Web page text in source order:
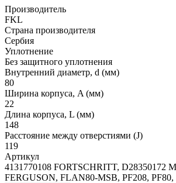
Производитель
FKL
Страна производителя
Сербия
Уплотнение
Без защитного уплотнения
Внутренний диаметр, d (мм)
80
Ширина корпуса, A (мм)
22
Длина корпуса, L (мм)
148
Расстояние между отверстиями (J)
119
Артикул
4131770108 FORTSCHRITT, D28350172
FERGUSON, FLAN80-MSB, PF208, PF80,